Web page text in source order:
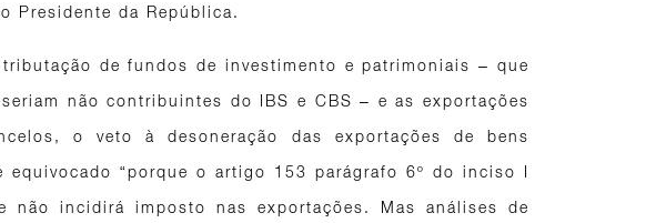
Presidente da República.
de fundos de investimento e patrimoniais – que
não contribuintes do IBS e CBS – e as exportações
o veto à desoneração das exportações de bens
“porque o artigo 153 parágrafo 6º do inciso I
não incidirá imposto nas exportações. Mas análises de